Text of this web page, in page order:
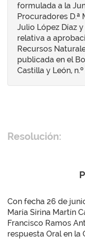
formulada a la
Procuradores D.ª
Julio López Díaz
relativa a
Recursos
publicada en el
Castilla y León,
Resolución:
Con fecha 26 de
María Sirina Martín
Francisco Ramos
respuesta Oral en la